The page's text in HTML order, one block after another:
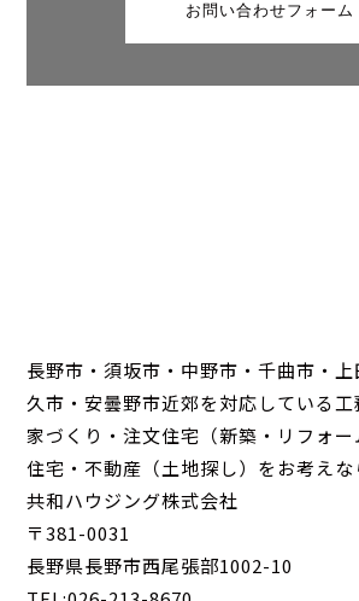
お問い合わせフォーム
長野市・須坂市・中野市・千曲市・
久市・安曇野市近郊を対応している工
家づくり・注文住宅（新築・リフォ
住宅・不動産（土地探し）をお考えな
共和ハウジング株式会社
〒381-0031
長野県長野市西尾張部1002-10